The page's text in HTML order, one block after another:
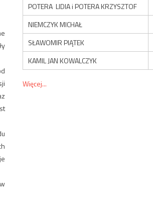
POTERA LIDIA i POTERA KRZYSZTOF
NIEMCZYK MICHAŁ
SŁAWOMIR PIĄTEK
KAMIL JAN KOWALCZYK
Więcej...